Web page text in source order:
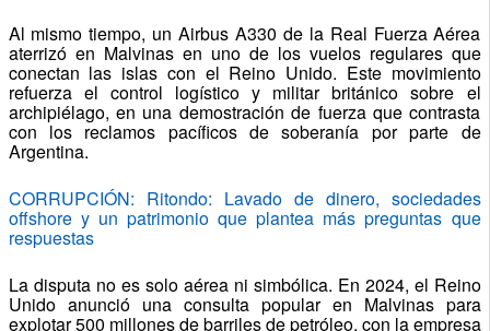
Al mismo tiempo, un Airbus A330 de la Real Fuerza Aérea
aterrizó en Malvinas en uno de los vuelos regulares que
conectan las islas con el Reino Unido. Este movimiento
refuerza el control logístico y militar británico sobre el
archipiélago, en una demostración de fuerza que contrasta
con los reclamos pacíficos de soberanía por parte de
Argentina.
CORRUPCIÓN: Ritondo: Lavado de dinero, sociedades
offshore y un patrimonio que plantea más preguntas que
respuestas
La disputa no es solo aérea ni simbólica. En 2024, el Reino
Unido anunció una consulta popular en Malvinas para
explotar 500 millones de barriles de petróleo, con la empresa